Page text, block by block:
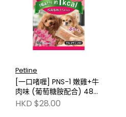
Petline
[一口啫喱] PNS-1 嫩雞+牛
肉味 (葡萄糖胺配合) 48g
PL-PI318
HKD $28.00